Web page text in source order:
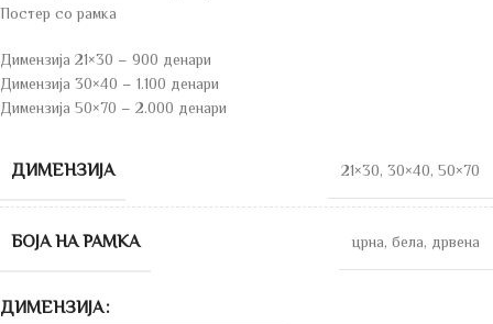
Постер со рамка
Димензија 21×30 – 900 денари
Димензија 30×40 – 1.100 денари
Димензија 50×70 – 2.000 денари
ДИМЕНЗИЈА 21×30, 30×40, 50×70
БОЈА НА РАМКА црна, бела, дрвена
ДИМЕНЗИЈА